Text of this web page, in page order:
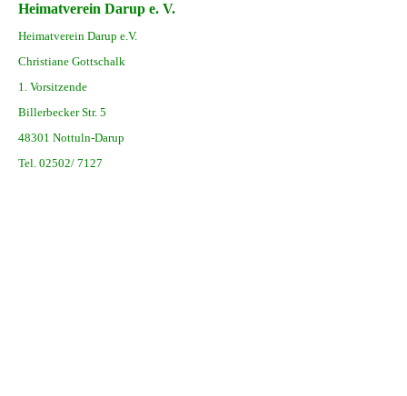
Heimatverein Darup e. V.
Heimatverein Darup e.V.
Christiane Gottschalk
1. Vorsitzende
Billerbecker Str. 5
48301 Nottuln-Darup
Tel. 02502/ 7127